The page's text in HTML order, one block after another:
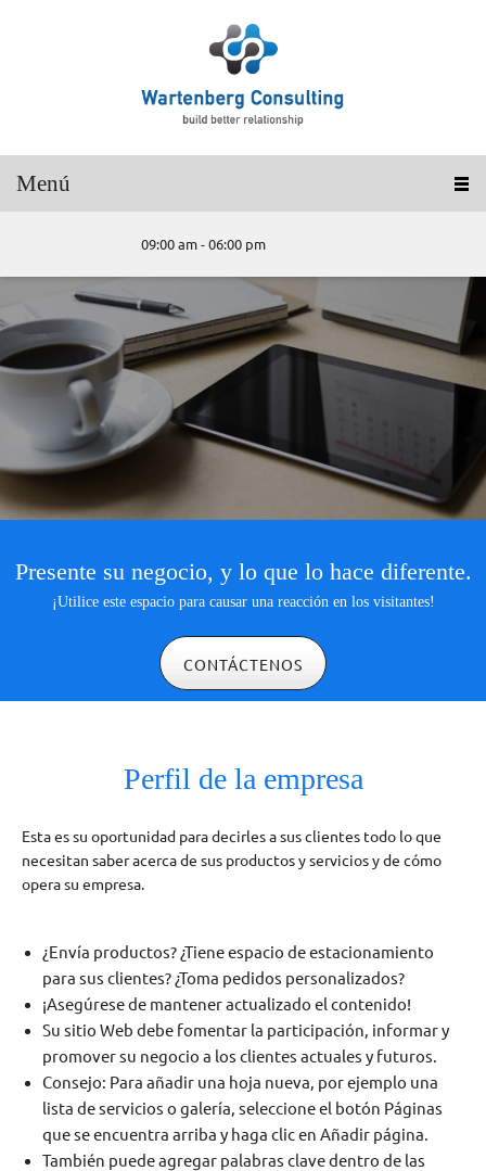
Menú
09:00 am - 06:00 pm
Presente su negocio, y lo que lo hace diferente.
¡Utilice este espacio para causar una reacción en los visitantes!
CONTÁCTENOS
Perfil de la empresa
Esta es su oportunidad para decirles a sus clientes todo lo que
necesitan saber acerca de sus productos y servicios y de cómo
opera su empresa.
¿Envía productos? ¿Tiene espacio de estacionamiento
para sus clientes? ¿Toma pedidos personalizados?
¡Asegúrese de mantener actualizado el contenido!
Su sitio Web debe fomentar la participación, informar y
promover su negocio a los clientes actuales y futuros.
Consejo: Para añadir una hoja nueva, por ejemplo una
lista de servicios o galería, seleccione el botón Páginas
que se encuentra arriba y haga clic en Añadir página.
También puede agregar palabras clave dentro de las